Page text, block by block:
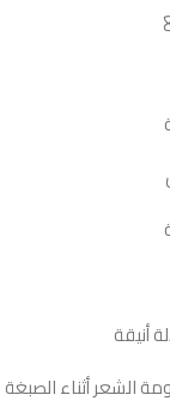
أنيقة
الشعر أثناء الصبغة